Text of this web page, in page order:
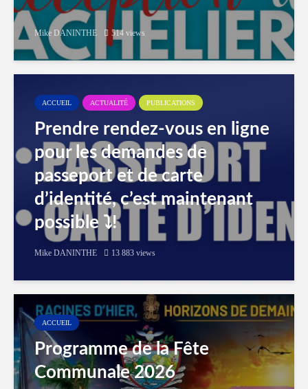
Mike DANINTHE 514 views
ACCUEIL ACTUALITÉ PUBLICATIONS
Prendre rendez-vous en ligne
pour les demandes de
passeport et de carte
d’identité, c’est maintenant
possible ⤵️!
Mike DANINTHE 13 883 views
ACCUEIL
Programme de la Fête
Communale 2026